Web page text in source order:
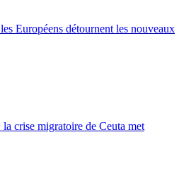
Européens détournent les nouveaux
la crise migratoire de Ceuta met